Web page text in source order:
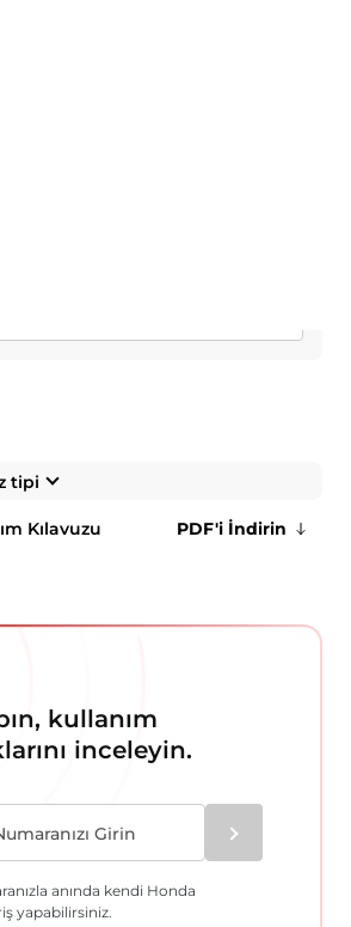
tipi
Kılavuzu PDF'i İndirin
kullanım
inceleyin.
anında kendi Honda
yapabilirsiniz.